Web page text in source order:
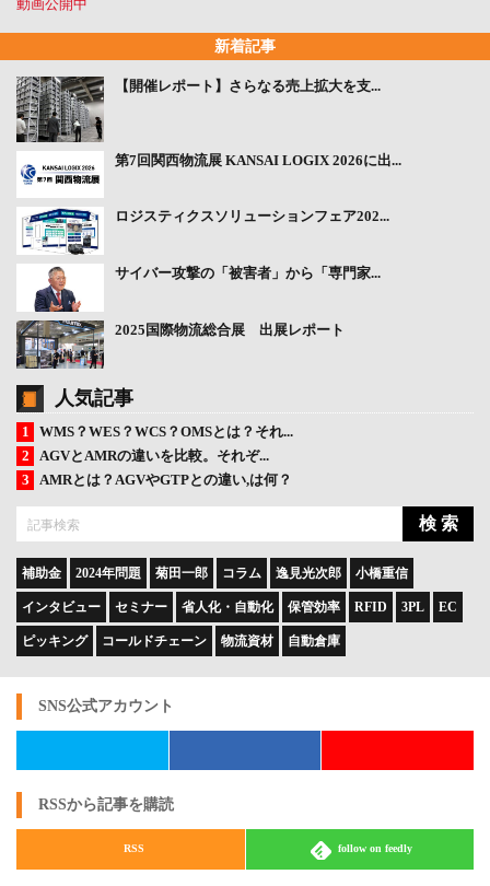
動画公開中
新着記事
【開催レポート】さらなる売上拡大を支...
第7回関西物流展 KANSAI LOGIX 2026に出...
ロジスティクスソリューションフェア202...
サイバー攻撃の「被害者」から「専門家...
2025国際物流総合展 出展レポート
人気記事
WMS？WES？WCS？OMSとは？それ...
AGVとAMRの違いを比較。それぞ...
AMRとは？AGVやGTPとの違い,は何？
検 索
補助金 2024年問題 菊田一郎 コラム 逸見光次郎 小橋重信
インタビュー セミナー 省人化・自動化 保管効率 RFID 3PL EC
ピッキング コールドチェーン 物流資材 自動倉庫
SNS公式アカウント
RSSから記事を購読
RSS follow on feedly